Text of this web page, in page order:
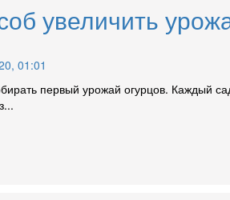
увеличить
01:01
первый урожай огурцов. Каждый